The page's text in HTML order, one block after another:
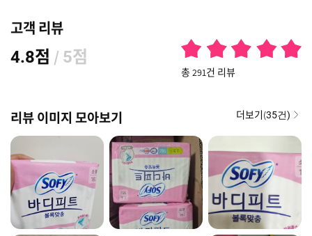
고객 리뷰
4.8점 / 5점
총 291건 리뷰
리뷰 이미지 모아보기 더보기(35건)